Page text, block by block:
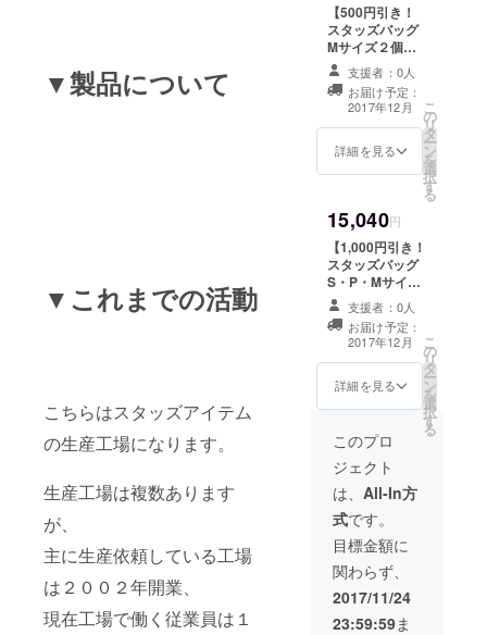
▼製品について
▼これまでの活動
こちらはスタッズアイテム
の生産工場になります。
生産工場は複数あります
が、
主に生産依頼している工場
は２００２年開業、
現在工場で働く従業員は１
【500円引き！
スタッズバッグ
Mサイズ２個
セット】
CAMPFIRE限定
超早割プラ
ン！！ 23種類の
Mサイズからご
希望のカラーを
支援者：0人
お届け予定：
2017年12月
詳細を見る
こ
の
リ
タ
ー
ン
を
選
択
す
る
15,040円
【1,000円引き！
スタッズバッグ
S・P・Mサイズ
各１個セット】
CAMPFIRE限定
超早割プラ
ン！！ 34種類の
Sサイズ 22種類
のPサイズ 23種
ラーをお選びい
ただけます！
支援者：0人
お届け予定：
2017年12月
詳細を見る
こ
の
リ
タ
ー
ン
を
選
択
す
る
このプロ
ジェクト
は、 All-In方
式です。
目標金額に
関わらず、
2017/11/24
23:59:59ま